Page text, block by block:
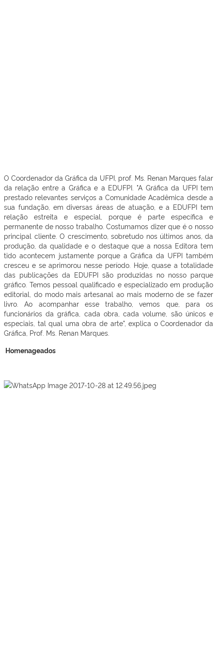
O Coordenador da Gráfica da UFPI, prof. Ms. Renan Marques falar
da relação entre a Gráfica e a EDUFPI. "A Gráfica da UFPI tem
prestado relevantes serviços a Comunidade Acadêmica desde a
sua fundação, em diversas áreas de atuação, e a EDUFPI tem
relação estreita e especial, porque é parte específica e
permanente de nosso trabalho. Costumamos dizer que é o nosso
principal cliente. O crescimento, sobretudo nos últimos anos, da
produção, da qualidade e o destaque que a nossa Editora tem
tido acontecem justamente porque a Gráfica da UFPI também
cresceu e se aprimorou nesse período. Hoje, quase a totalidade
das publicações da EDUFPI são produzidas no nosso parque
gráfico. Temos pessoal qualificado e especializado em produção
editorial, do modo mais artesanal ao mais moderno de se fazer
livro. Ao acompanhar esse trabalho, vemos que, para os
funcionários da gráfica, cada obra, cada volume, são únicos e
especiais, tal qual uma obra de arte", explica o Coordenador da
Gráfica, Prof. Ms. Renan Marques.
Homenageados